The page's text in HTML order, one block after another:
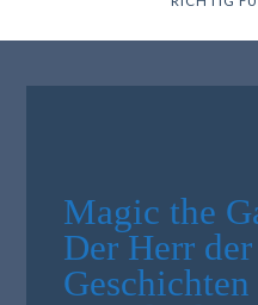
Magic the
Der Herr
Geschichten